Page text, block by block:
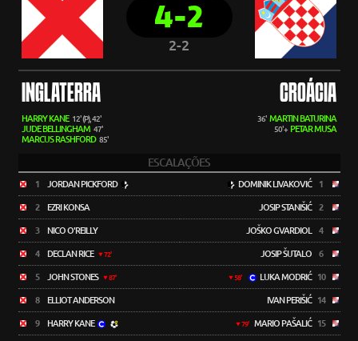
4-2
2-2
INGLATERRA CROÁCIA
HARRY KANE 12' (P), 42'
JUDE BELLINGHAM 47'
MARCUS RASHFORD 85'
36' MARTIN BATURINA
50'+ PETAR MUSA
ESCALAÇÕES
1 JORDAN PICKFORD
2 EZRI KONSA
3 NICO O'REILLY
4 DECLAN RICE 72'
5 JOHN STONES 87'
8 ELLIOT ANDERSON
9 HARRY KANE
DOMINIK LIVAKOVIĆ 1
JOSIP STANIŠIĆ 2
JOŠKO GVARDIOL 4
JOSIP ŠUTALO 6
58' LUKA MODRIĆ 10
IVAN PERIŠIĆ 14
79' MARIO PAŠALIĆ 15